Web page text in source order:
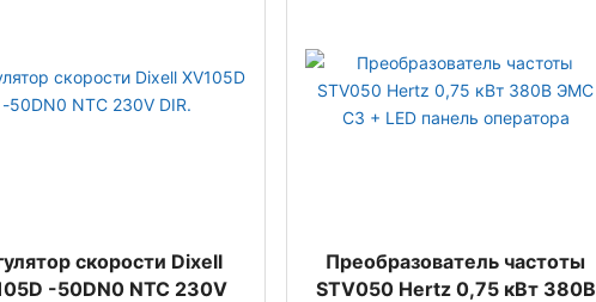
скорости Dixell
-50DN0 NTC 230V
Преобразователь частоты
STV050 Hertz 0,75 кВт 380В